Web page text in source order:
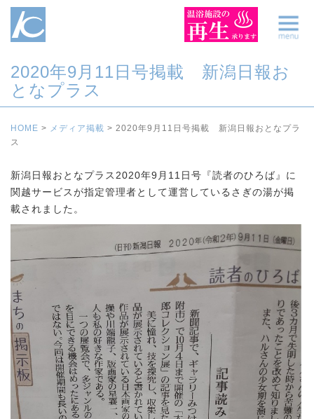
2020年9月11日号掲載 新潟日報お
となプラス
HOME > メディア掲載 > 2020年9月11日号掲載 新潟日報おとなプラ
ス
新潟日報おとなプラス2020年9月11日号『読者のひろば』に
関越サービスが指定管理者として運営しているさぎの湯が掲
載されました。